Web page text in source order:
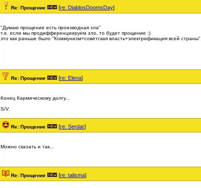
Re: Прощение [re: DiablosDoomsDay]
"Думаю прощение есть производная зла"
т.е. если мы продифференциируем зло, то будет прощение :)
это как раньше было "Коммунизм=советская власть+электрификация всей страны".
Re: Прощение [re: Elena]
Конец Кармическому долгу...
S/V.
Re: Прощение [re: Serdar]
Можно сказать и так...
Re: Прощение [re: talisma]